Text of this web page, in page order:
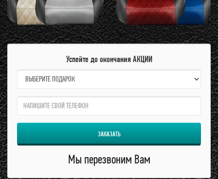
Успейте до окончания АКЦИИ
name:
qzw:
ЗАКАЗАТЬ
Мы перезвоним Вам